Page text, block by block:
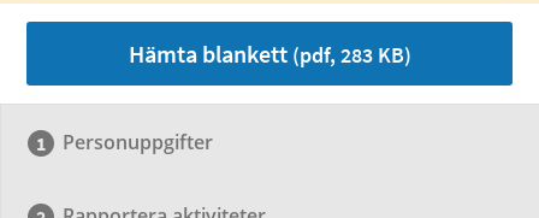
Hämta blankett(pdf, 283 KB)
Personuppgifter